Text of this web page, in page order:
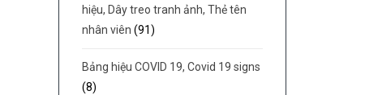
hiệu, Dây treo tranh ảnh, Thẻ tên
nhân viên (91)
Bảng hiệu COVID 19, Covid 19 signs
(8)